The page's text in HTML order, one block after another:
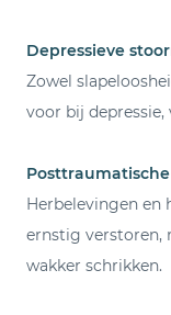
Depressieve
Zowel
voor bij
Posttraumatische
Herbelevingen en
ernstig verstoren,
wakker schrikken.